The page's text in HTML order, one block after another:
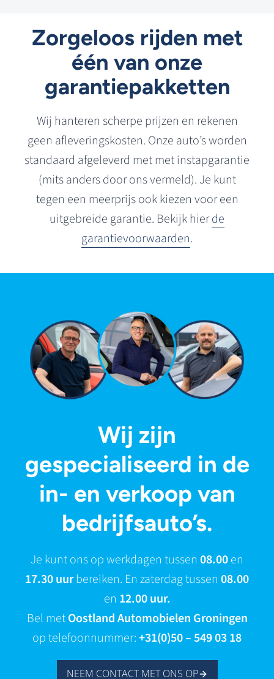
Zorgeloos rijden met
één van onze
garantiepakketten
Wij hanteren scherpe prijzen en rekenen
geen afleveringskosten. Onze auto’s worden
standaard afgeleverd met met instapgarantie
(mits anders door ons vermeld). Je kunt
tegen een meerprijs ook kiezen voor een
uitgebreide garantie. Bekijk hierde
garantievoorwaarden.
Wij zijn
gespecialiseerd in de
in- en verkoop van
bedrijfsauto’s.
Je kunt ons op werkdagen tussen 08.00en
17.30 uurbereiken. En zaterdag tussen 08.00
en 12.00 uur.
Bel metOostland Automobielen Groningen
op telefoonnummer:+31(0)50 – 549 03 18
NEEM CONTACT MET ONS OP